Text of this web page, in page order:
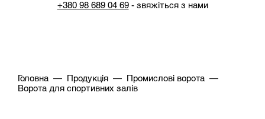
+380 98 689 04 69- звяжіться з нами
Головна — Продукція — Промислові ворота —
Ворота для спортивних залів